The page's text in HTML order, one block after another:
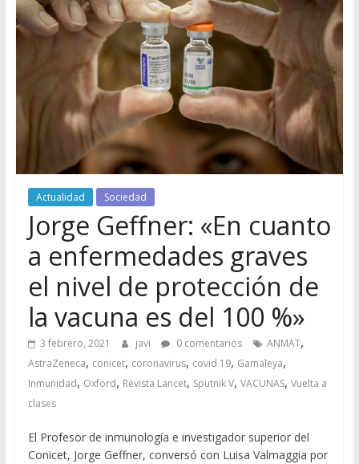
Actualidad Sociedad
Jorge Geffner: «En cuanto
a enfermedades graves
el nivel de protección de
la vacuna es del 100 %»
3 febrero, 2021 javi 0 comentarios ANMAT,
AstraZeneca, conicet, coronavirus, covid 19, Gamaleya,
Inmunidad, Oxford, Revista Lancet, Sputnik V, VACUNAS, Vuelta a
clases
El Profesor de inmunología e investigador superior del
Conicet, Jorge Geffner, conversó con Luisa Valmaggia por